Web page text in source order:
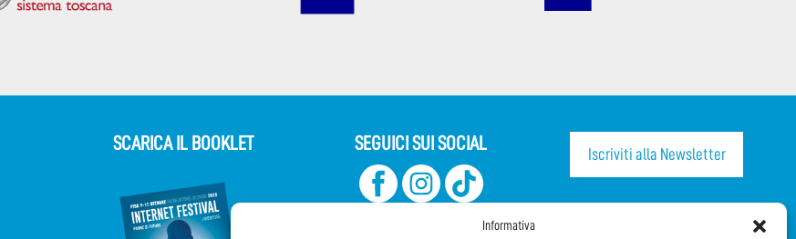
Informativa
SCARICA IL BOOKLET SEGUICI SUI SOCIAL
Iscriviti alla Newsletter